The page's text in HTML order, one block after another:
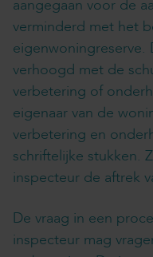
aangegaan voor de
verminderd met het
verhoogd met de
verbetering of
eigenaar van de
verbetering en
schriftelijke stukken.
inspecteur de aftrek
De vraag in een
inspecteur mag